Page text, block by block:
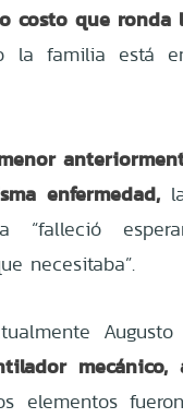
costo que ronda
la familia está
enfermedad,la
“falleció
necesitaba”.
elementos